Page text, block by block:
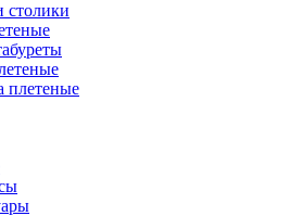
столики
плетеные